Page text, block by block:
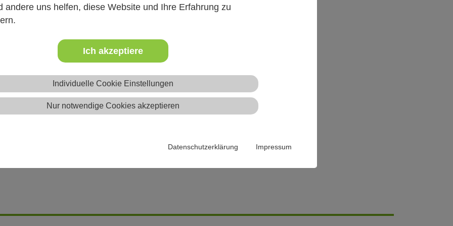
andere uns helfen, diese Website und Ihre Erfahrung zu
Ich akzeptiere
Individuelle Cookie Einstellungen
Nur notwendige Cookies akzeptieren
Datenschutzerklärung Impressum